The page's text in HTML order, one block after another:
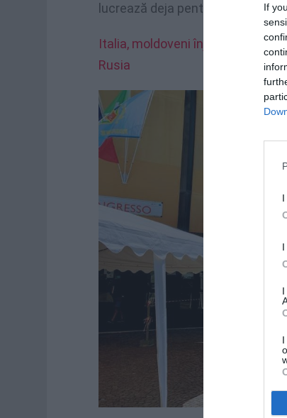
If
lucrează deja pentru a înțelege
Italia, moldoveni înjunghiați de
Rusia